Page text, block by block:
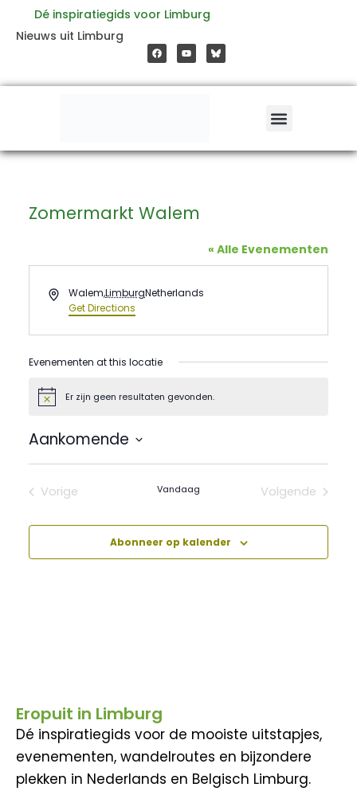
inhoud
Dé inspiratiegids voor Limburg
Nieuws uit Limburg
a
c
e
o
o
o
u
t
b
e
Zomermarkt Walem
« Alle Evenementen
Address
Walem,LimburgNetherlands
Get Directions
Evenementen at this locatie
BerichtEr zijn geen resultaten gevonden.
Aankomende
datum.
Vorige
Vandaag
Volgende
Abonneer op kalender
Eropuit in Limburg
Dé inspiratiegids voor de mooiste uitstapjes,
evenementen, wandelroutes en bijzondere
plekken in Nederlands en Belgisch Limburg.